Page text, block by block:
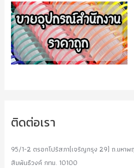
ติดต่อเรา
95/1-2 ตรอกโปริสภา(เจริญกรุง 29) ถ.มหา
สัมพันธืวงค์ กทม. 10100